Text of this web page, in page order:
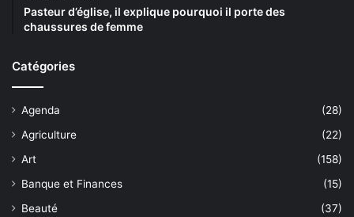
Pasteur d’église, il explique pourquoi il porte des
chaussures de femme
Catégories
Agenda
(28)
Agriculture
(22)
Art
(158)
Banque et Finances
(15)
Beauté
(37)